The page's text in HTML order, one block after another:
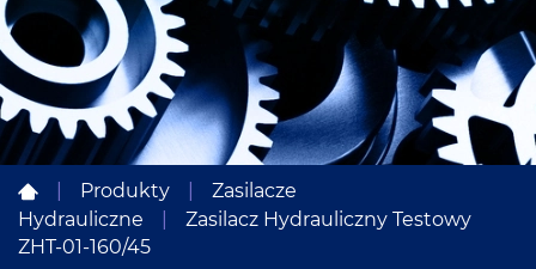
Produkty
Zasilacze
Hydrauliczne
Zasilacz Hydrauliczny Testowy
ZHT-01-160/45